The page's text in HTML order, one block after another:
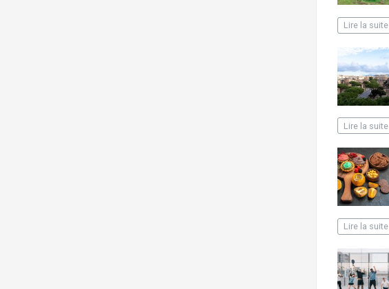
Lire la suite
Lire la suite
Lire la suite